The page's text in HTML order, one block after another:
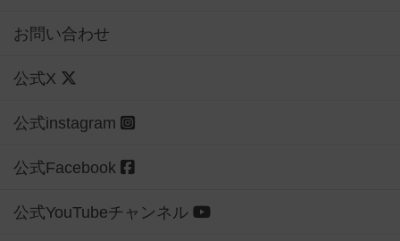
お問い合わせ
公式X
公式instagram
公式Facebook
公式YouTubeチャンネル